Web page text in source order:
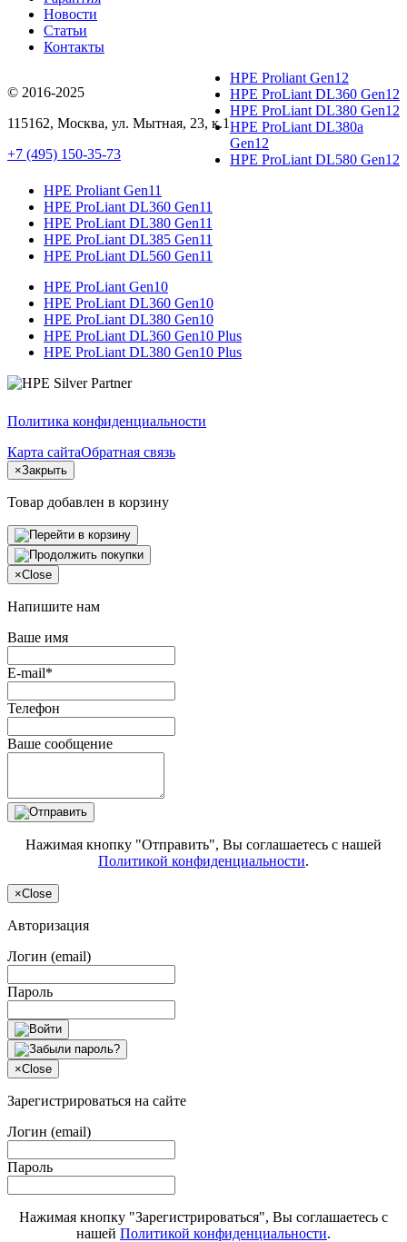
Новости
Статьи
Контакты
© 2016-2025
115162, Москва, ул. Мытная, 23, к.1
+7 (495) 150-35-73
HPE Proliant Gen12
HPE ProLiant DL360 Gen12
HPE ProLiant DL380 Gen12
HPE ProLiant DL380a
Gen12
HPE ProLiant DL580 Gen12
HPE Proliant Gen11
HPE ProLiant DL360 Gen11
HPE ProLiant DL380 Gen11
HPE ProLiant DL385 Gen11
HPE ProLiant DL560 Gen11
HPE ProLiant Gen10
HPE ProLiant DL360 Gen10
HPE ProLiant DL380 Gen10
HPE ProLiant DL360 Gen10 Plus
HPE ProLiant DL380 Gen10 Plus
Политика конфиденциальности
Карта сайтаОбратная связь
×Закрыть
Товар добавлен в корзину
×Close
Напишите нам
Ваше имя
E-mail*
Телефон
Ваше сообщение
Нажимая кнопку "Отправить", Вы соглашаетесь с нашей
Политикой конфиденциальности.
×Close
Авторизация
Логин (email)
Пароль
×Close
Зарегистрироваться на сайте
Логин (email)
Пароль
Нажимая кнопку "Зарегистрироваться", Вы соглашаетесь с
нашей Политикой конфиденциальности.